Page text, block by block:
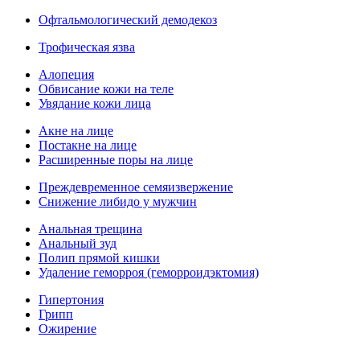
Офтальмологический демодекоз
Трофическая язва
Алопеция
Обвисание кожи на теле
Увядание кожи лица
Акне на лице
Постакне на лице
Расширенные поры на лице
Преждевременное семяизвержение
Снижение либидо у мужчин
Анальная трещина
Анальный зуд
Полип прямой кишки
Удаление геморроя (геморроидэктомия)
Гипертония
Грипп
Ожирение